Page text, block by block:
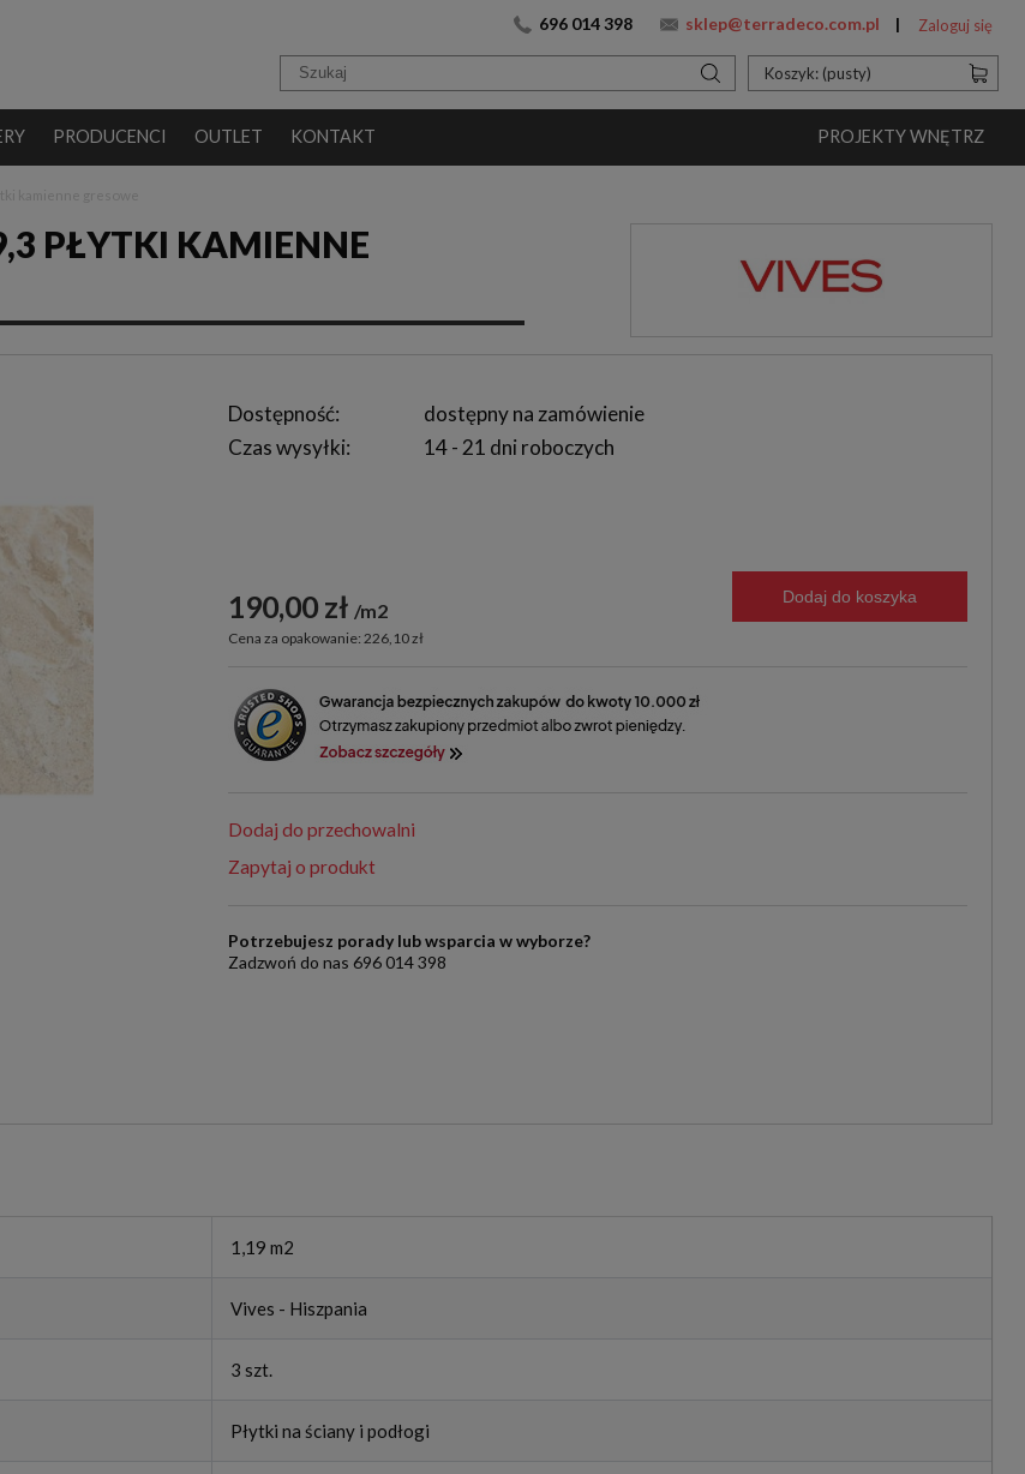
696 014 398 sklep@terradeco.com.pl Zaloguj się
Koszyk: (pusty)
PRODUCENCI OUTLET KONTAKT PROJEKTY WNĘTRZ
PŁYTKI KAMIENNE
Dostępność:
dostępny na zamówienie
Czas wysyłki:
14 - 21 dni roboczych
190,00 zł m2
Cena za opakowanie: 226,10 zł
Dodaj do koszyka
Dodaj do przechowalni
Zapytaj o produkt
Potrzebujesz porady lub wsparcia w wyborze?
Zadzwoń do nas 696 014 398
1,19 m2
Vives - Hiszpania
3 szt.
Płytki na ściany i podłogi